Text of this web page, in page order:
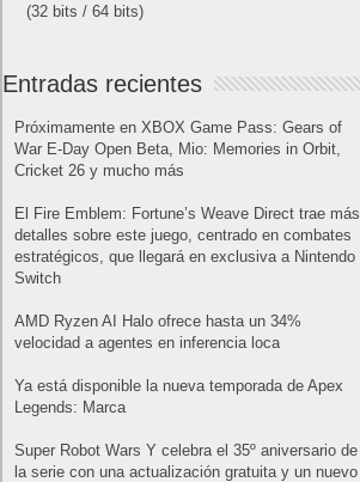
(32 bits / 64 bits)
Entradas recientes
Próximamente en XBOX Game Pass: Gears of
War E-Day Open Beta, Mio: Memories in Orbit,
Cricket 26 y mucho más
El Fire Emblem: Fortune’s Weave Direct trae más
detalles sobre este juego, centrado en combates
estratégicos, que llegará en exclusiva a Nintendo
Switch
AMD Ryzen AI Halo ofrece hasta un 34%
velocidad a agentes en inferencia loca
Ya está disponible la nueva temporada de Apex
Legends: Marca
Super Robot Wars Y celebra el 35º aniversario de
la serie con una actualización gratuita y un nuevo